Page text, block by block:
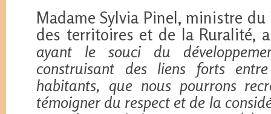
Madame Sylvia Pinel, ministre du
des territoires et de la Ruralité,
ayant le souci du
construisant des liens forts
habitants, que nous pourrons
témoigner du respect et de la